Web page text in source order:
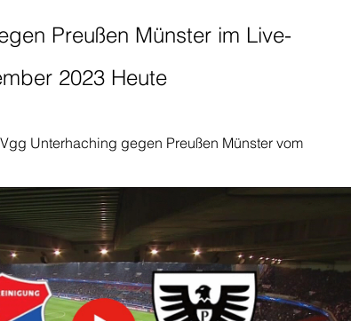
Preußen Münster im Live-
2023 Heute
Unterhaching gegen Preußen Münster vom